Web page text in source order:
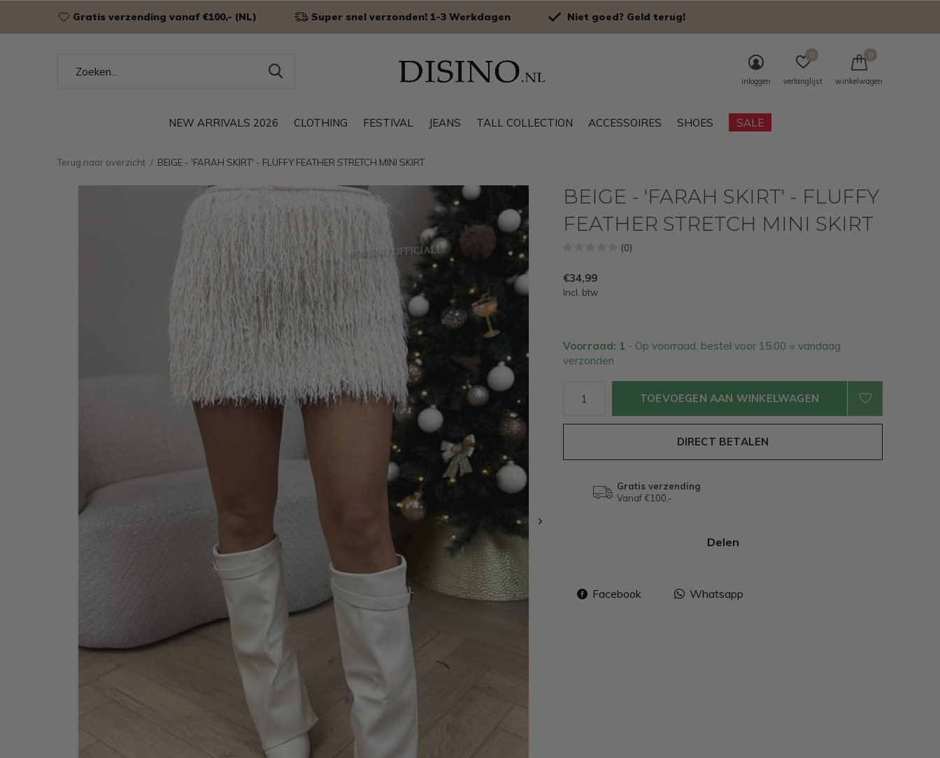
NEW ARRIVALS 2026 CLOTHING FESTIVAL JEANS TALL COLLECTION ACCESSOIRES SHOES SALE
inloggen verlanglijst
0
winkelwagen
0
Gratis verzending vanaf €100,- (NL) Super snel verzonden! 1-3 Werkdagen Niet goed? Geld terug!
Terug naar overzicht BEIGE - 'FARAH SKIRT' - FLUFFY FEATHER STRETCH MINI SKIRT
BEIGE - 'FARAH SKIRT' - FLUFFY
FEATHER STRETCH MINI SKIRT
(0)
€34,99
Incl. btw
Voorraad: 1 - Op voorraad, bestel voor 15:00 = vandaag
verzonden
TOEVOEGEN AAN WINKELWAGEN
DIRECT BETALEN
Gratis verzending
Vanaf €100,-
Delen
Facebook Whatsapp